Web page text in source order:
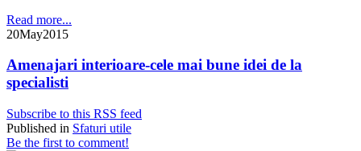
Read more...
20May2015
Amenajari interioare-cele mai bune idei de la
specialisti
Subscribe to this RSS feed
Published in Sfaturi utile
Be the first to comment!